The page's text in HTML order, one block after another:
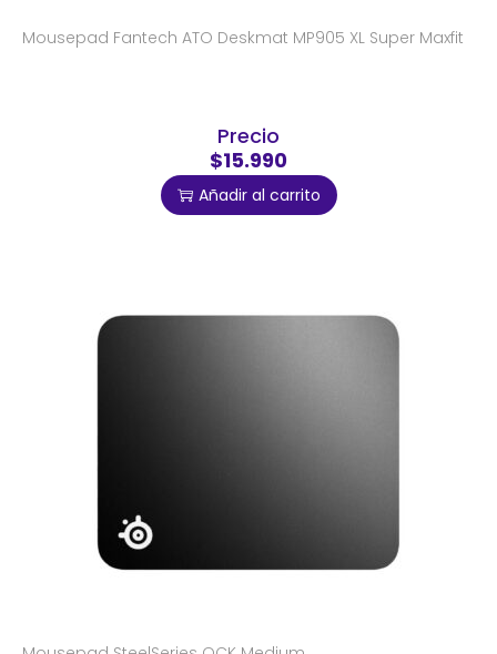
Mousepad Fantech ATO Deskmat MP905 XL Super Maxfit
Precio
$15.990
Añadir al carrito